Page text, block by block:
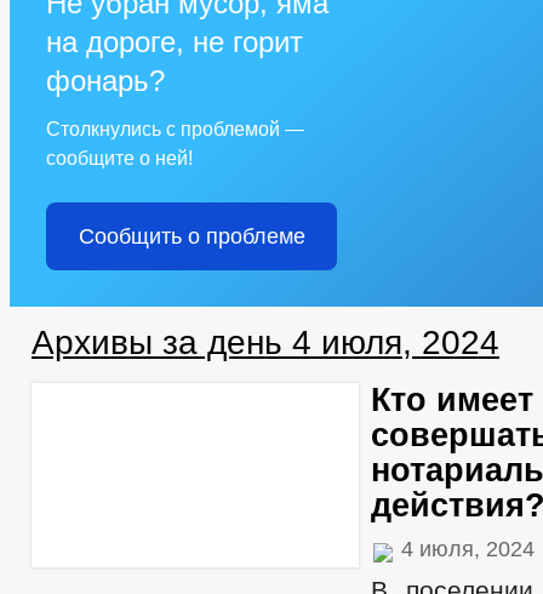
на дороге, не горит
фонарь?
Столкнулись с проблемой —
сообщите о ней!
Сообщить о проблеме
Архивы за день 4 июля, 2024
Кто
4 июля, 2024